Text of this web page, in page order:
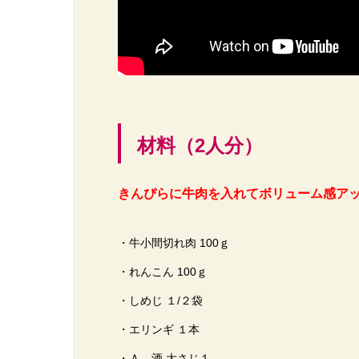
材料（2人分）
きんぴらに牛肉を入れてボリューム感ア
・牛小間切れ肉 100ｇ
・れんこん 100ｇ
・しめじ １/２袋
・エリンギ １本